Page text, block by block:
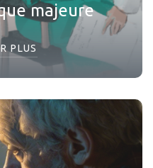
majeure
PLUS